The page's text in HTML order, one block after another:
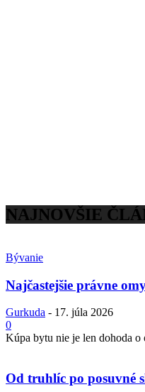
NAJNOVŠIE
Bývanie
Najčastejšie právne
Gurkuda - 17. júla 2026
0
Kúpa bytu nie je len dohoda o
Od truhlíc po posuvné